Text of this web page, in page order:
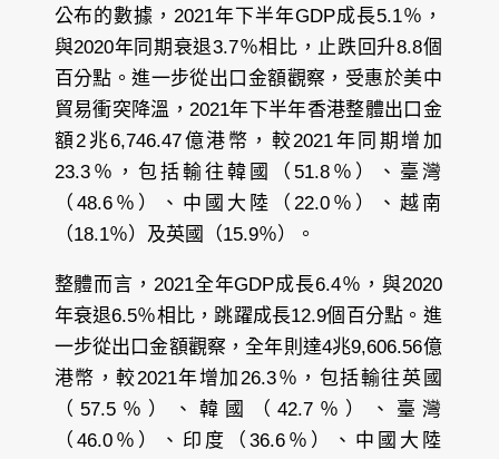
公布的數據，2021年下半年GDP成長5.1％，
與2020年同期衰退3.7％相比，止跌回升8.8個
百分點。進一步從出口金額觀察，受惠於美中
貿易衝突降溫，2021年下半年香港整體出口金
額2兆6,746.47億港幣，較2021年同期增加
23.3％，包括輸往韓國（51.8％）、臺灣
（48.6％）、中國大陸（22.0％）、越南
（18.1％）及英國（15.9％）。
整體而言，2021全年GDP成長6.4％，與2020
年衰退6.5％相比，跳躍成長12.9個百分點。進
一步從出口金額觀察，全年則達4兆9,606.56億
港幣，較2021年增加26.3％，包括輸往英國
（57.5％）、韓國（42.7％）、臺灣
（46.0％）、印度（36.6％）、中國大陸